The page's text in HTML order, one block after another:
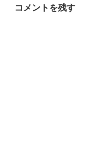
コメントを残す